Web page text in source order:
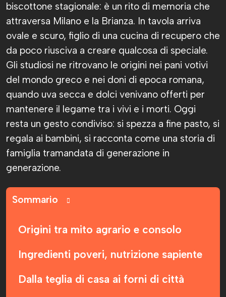
biscottone stagionale: è un rito di memoria che
attraversa Milano e la Brianza. In tavola arriva
ovale e scuro, figlio di una cucina di recupero che
da poco riusciva a creare qualcosa di speciale.
Gli studiosi ne ritrovano le origini nei pani votivi
del mondo greco e nei doni di epoca romana,
quando uva secca e dolci venivano offerti per
mantenere il legame tra i vivi e i morti. Oggi
resta un gesto condiviso: si spezza a fine pasto, si
regala ai bambini, si racconta come una storia di
famiglia tramandata di generazione in
generazione.
Sommario
Origini tra mito agrario e consolo
Ingredienti poveri, nutrizione sapiente
Dalla teglia di casa ai forni di città